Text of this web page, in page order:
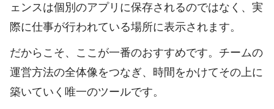
ェンスは個別のアプリに保存されるのではなく、実
際に仕事が行われている場所に表示されます。
だからこそ、ここが一番のおすすめです。チームの
運営方法の全体像をつなぎ、時間をかけてその上に
築いていく唯一のツールです。